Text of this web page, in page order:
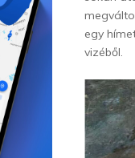
egy
vizéből.